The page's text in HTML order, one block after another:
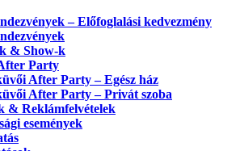
– Előfoglalási kedvezmény
& Show-k
Party
After Party – Egész ház
After Party – Privát szoba
& Reklámfelvételek
események